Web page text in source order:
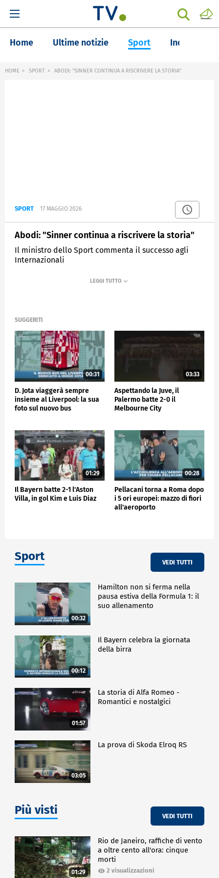
Home Ultime notizie Sport Inchieste
HOME SPORT ABODI: "SINNER CONTINUA A RISCRIVERE LA STORIA"
SPORT 17 MAGGIO 2026
Abodi: "Sinner continua a riscrivere la storia"
Il ministro dello Sport commenta il successo agli
Internazionali
SPORTMEDIASET
SUGGERITI
00:31
D. Jota viaggerà sempre
insieme al Liverpool: la sua
foto sul nuovo bus
03:33
Aspettando la Juve, il
Palermo batte 2-0 il
Melbourne City
01:29
Il Bayern batte 2-1 l'Aston
Villa, in gol Kim e Luis Diaz
00:28
Pellacani torna a Roma dopo
i 5 ori europei: mazzo di fiori
all'aeroporto
Sport VEDI TUTTI
00:32
Hamilton non si ferma nella
pausa estiva della Formula 1: il
suo allenamento
00:12
Il Bayern celebra la giornata
della birra
01:57
La storia di Alfa Romeo -
Romantici e nostalgici
03:05
La prova di Skoda Elroq RS
Più visti VEDI TUTTI
01:29
Rio de Janeiro, raffiche di vento
a oltre cento all'ora: cinque
morti
2 visualizzazioni